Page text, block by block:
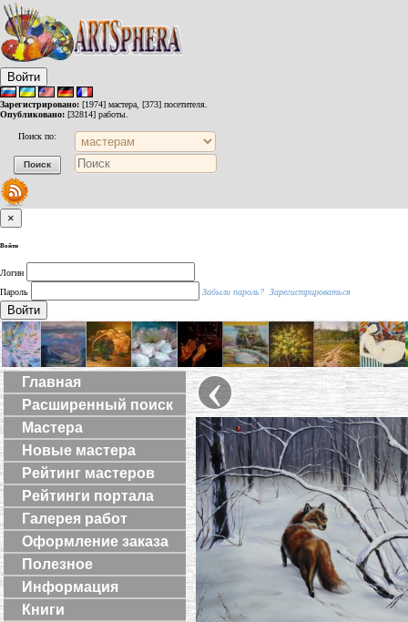
Войти
Зарегистрировано: [1974] мастера, [373] посетителя.
Опубликовано: [32814] работы.
Поиск по:
×
Войти
Логин
Пароль
Забыли пароль? Зарегистрироваться
Войти
Главная
Расширенный поиск
Мастера
Новые мастера
Рейтинг мастеров
Рейтинги портала
Галерея работ
Оформление заказа
Полезное
Информация
Книги
‹